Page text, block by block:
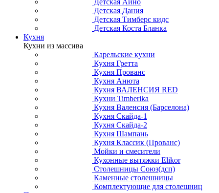
Детская Дания
Детская Тимберс кидс
Детская Коста Бланка
Кухня
Кухни из массива
Карельские кухни
Кухня Гретта
Кухня Прованс
Кухня Анюта
Кухня ВАЛЕНСИЯ RED
Кухни Timberika
Кухня Валенсия (Барселона)
Кухня Скайда-1
Кухня Скайда-2
Кухня Шампань
Кухня Классик (Прованс)
Мойки и смесители
Кухонные вытяжки Elikor
Столешницы Союз(дсп)
Каменные столешницы
Комплектующие для столешниц